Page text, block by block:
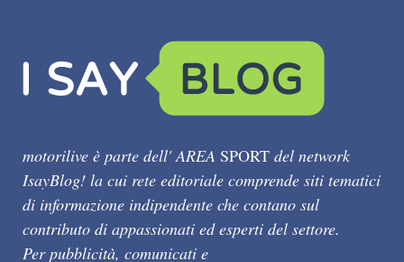
motorilive è parte dell' AREA SPORT del network
IsayBlog! la cui rete editoriale comprende siti tematici
di informazione indipendente che contano sul
contributo di appassionati ed esperti del settore.
Per pubblicità, comunicati e